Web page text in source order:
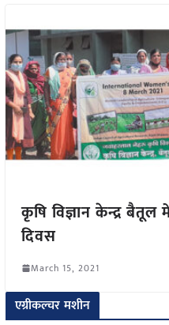
कृषि विज्ञान केन्द्र बैतूल में
दिवस
March 15, 2021
एग्रीकल्चर मशीन